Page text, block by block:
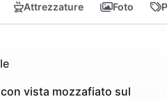
Attrezzature Foto
vista mozzafiato sul